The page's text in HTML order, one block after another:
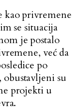
kao privremene
se situacija
je postalo
već da
po
su
projekti u